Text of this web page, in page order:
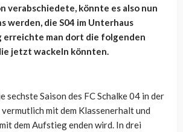
verabschiedete, könnte es also nun
werden, die S04 im Unterhaus
erreichte man dort die folgenden
jetzt wackeln könnten.
sechste Saison des FC Schalke 04 in der
vermutlich mit dem Klassenerhalt und
dem Aufstieg enden wird. In drei